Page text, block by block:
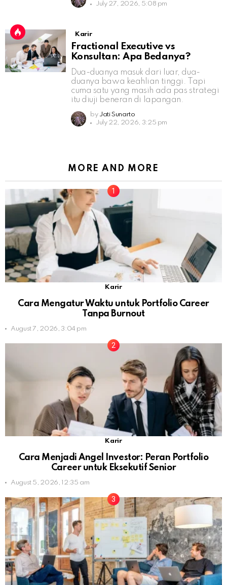
July 27, 2026, 5:08 pm
Karir
Fractional Executive vs
Konsultan: Apa Bedanya?
Dua-duanya masuk dari luar, dua-
duanya bawa keahlian tinggi. Tapi
cuma satu yang masih ada pas strategi
itu diuji beneran di lapangan.
by Jati Sunarto
July 22, 2026, 3:25 pm
MORE AND MORE
Karir
Cara Mengatur Waktu untuk Portfolio Career
Tanpa Burnout
August 7, 2026, 3:04 pm
Karir
Cara Menjadi Angel Investor: Peran Portfolio
Career untuk Eksekutif Senior
August 5, 2026, 12:35 am